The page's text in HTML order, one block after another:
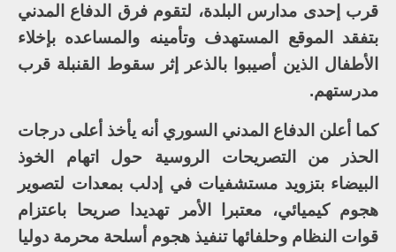
قرب إحدى مدارس البلدة، لتقوم فرق الدفاع المدني
بتفقد الموقع المستهدف وتأمينه والمساعده بإخلاء
الأطفال الذين أصيبوا بالذعر إثر سقوط القنبلة قرب
مدرستهم.
كما أعلن الدفاع المدني السوري أنه يأخذ أعلى درجات
الحذر من التصريحات الروسية حول اتهام الخوذ
البيضاء بتزويد مستشفيات في إدلب بمعدات لتصوير
هجوم كيميائي، معتبرا الأمر تهديدا صريحا باعتزام
قوات النظام وحلفائها تنفيذ هجوم أسلحة محرمة دوليا